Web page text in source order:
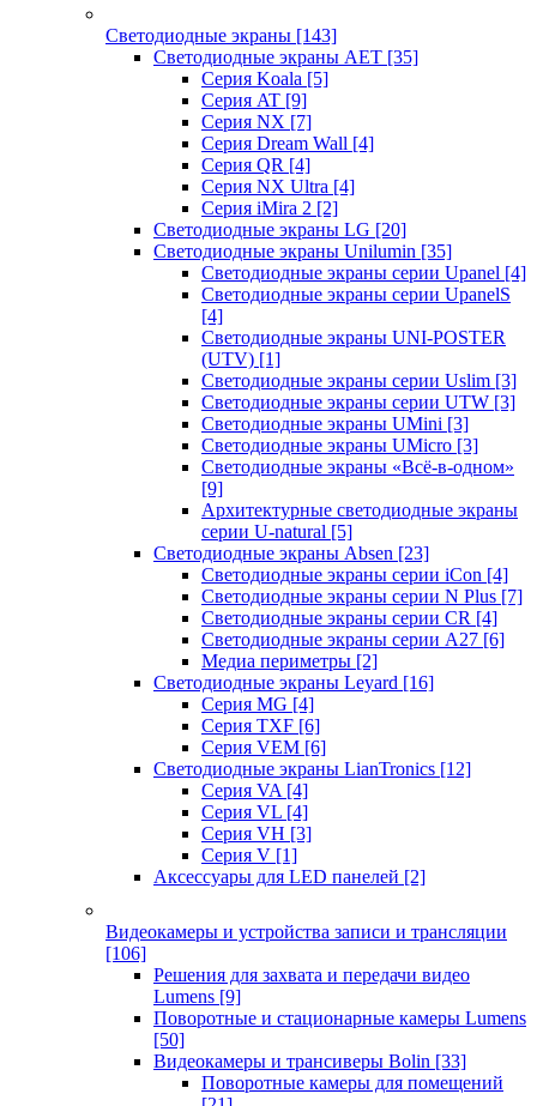
Светодиодные экраны [143]
Светодиодные экраны AET [35]
Cерия Koala [5]
Серия AT [9]
Серия NX [7]
Серия Dream Wall [4]
Серия QR [4]
Серия NX Ultra [4]
Серия iMira 2 [2]
Светодиодные экраны LG [20]
Светодиодные экраны Unilumin [35]
Светодиодные экраны серии Upanel [4]
Светодиодные экраны серии UpanelS
[4]
Светодиодные экраны UNI-POSTER
(UTV) [1]
Светодиодные экраны серии Uslim [3]
Светодиодные экраны серии UTW [3]
Светодиодные экраны UMini [3]
Светодиодные экраны UMicro [3]
Светодиодные экраны «Всё-в-одном»
[9]
Архитектурные светодиодные экраны
серии U-natural [5]
Светодиодные экраны Absen [23]
Светодиодные экраны серии iCon [4]
Светодиодные экраны серии N Plus [7]
Светодиодные экраны серии CR [4]
Светодиодные экраны серии А27 [6]
Медиа периметры [2]
Светодиодные экраны Leyard [16]
Серия MG [4]
Серия TXF [6]
Серия VEM [6]
Светодиодные экраны LianTronics [12]
Серия VA [4]
Серия VL [4]
Серия VH [3]
Серия V [1]
Аксессуары для LED панелей [2]
Видеокамеры и устройства записи и трансляции
[106]
Решения для захвата и передачи видео
Lumens [9]
Поворотные и стационарные камеры Lumens
[50]
Видеокамеры и трансиверы Bolin [33]
Поворотные камеры для помещений